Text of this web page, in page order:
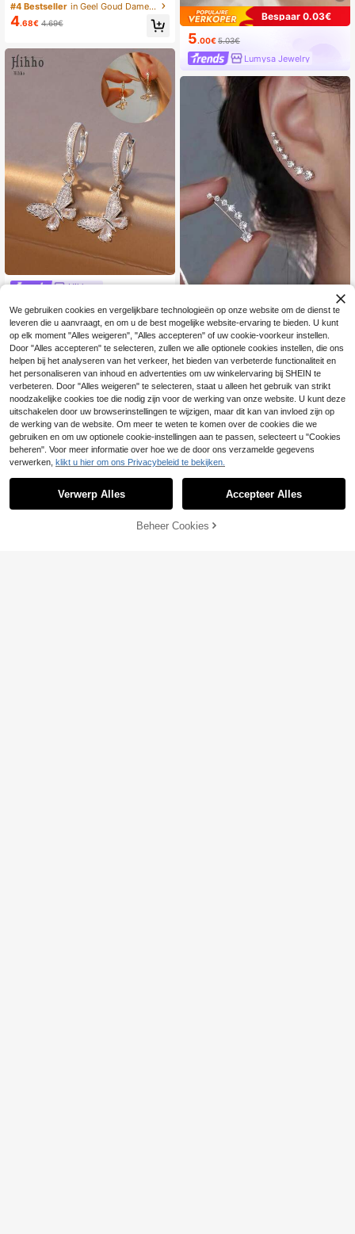
lle metalen bloemoorbellen, elegant
e oorbellen geschikt voor dagelijks
gebruik, feestjes, dates en formele
#4 Bestseller in Geel Goud Dames Oorknopjes
4.68€ 4.69€
Hihho
in de vorm van een vlinder, 3D vlind
erdesign, lichtgewicht, luxe stijl, ges
chikt voor verschillende piercings,
veelzijdig voor dagelijks gebruik, da
tes en feestjes.
11 over
5 .76€ -1% 5.82€
Bespaar 0.03€
5.00€ 5.03€
Lumysa Jewelry
1 paar klassieke strass sterrenbeeld
oorbellen in Europese en Amerikaan
se stijl. Luxe bungelende oorbellen
voor dames
3.64€3.66€
TOEVOEGEN AAN WINKELWAGEN
We gebruiken cookies en vergelijkbare technologieën op onze website om de dienst te
leveren die u aanvraagt, en om u de best mogelijke website-ervaring te bieden. U kunt
op elk moment "Alles weigeren", "Alles accepteren" of uw cookie-voorkeur instellen.
Door "Alles accepteren" te selecteren, zullen we alle optionele cookies instellen, die ons
helpen bij het analyseren van het verkeer, het bieden van verbeterde functionaliteit en
het personaliseren van inhoud en advertenties om uw winkelervaring bij SHEIN te
verbeteren. Door "Alles weigeren" te selecteren, staat u alleen het gebruik van strikt
noodzakelijke cookies toe die nodig zijn voor de werking van onze website. U kunt deze
uitschakelen door uw browserinstellingen te wijzigen, maar dit kan van invloed zijn op
de werking van de website. Om meer te weten te komen over de cookies die we
gebruiken en om uw optionele cookie-instellingen aan te passen, selecteert u "Cookies
beheren". Voor meer informatie over hoe we de door ons verzamelde gegevens
verwerken, klikt u hier om ons Privacybeleid te bekijken.
Verwerp Alles Accepteer Alles
Beheer Cookies